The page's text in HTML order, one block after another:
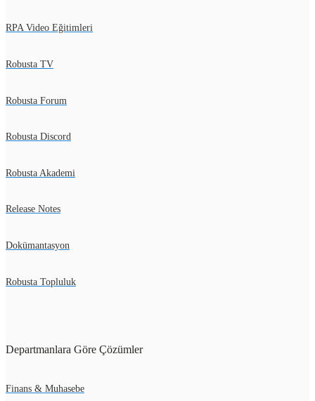
RPA Video Eğitimleri
Robusta TV
Robusta Forum
Robusta Discord
Robusta Akademi
Release Notes
Dokümantasyon
Robusta Topluluk
Departmanlara Göre Çözümler
Finans & Muhasebe